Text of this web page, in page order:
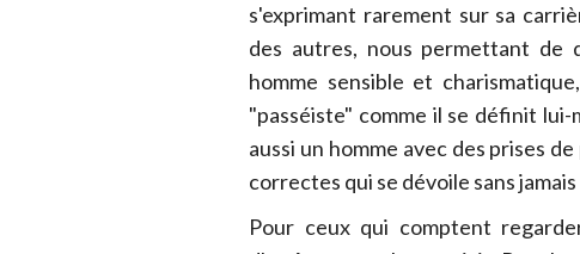
s'exprimant rarement sur sa
des autres, nous permettant de
homme sensible et
"passéiste" comme il se définit
aussi un homme avec des prises
correctes qui se dévoile sans
Pour ceux qui comptent